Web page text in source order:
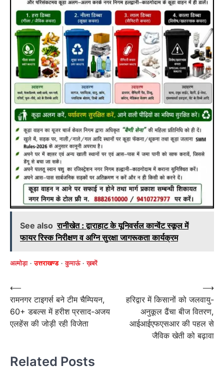
See also रानीखेत : द्वाराहाट के यूनिवर्सल कान्वेंट स्कूल में
फायर रिस्क निरीक्षण व अग्नि सुरक्षा जागरूकता कार्यक्रम
अल्मोड़ा उत्तराखण्ड कुमाऊं ख़बरें
Post
navigation
⟵
रामनगर टाइगर्स बने टीम चैम्पियन,
60+ डबल्स में हरीश प्रसाद-अजय
एलहेंस की जोड़ी रही विजेता
हरिद्वार में किसानों को जलवायु-
अनुकूल ढैंचा बीज वितरण,
आईआईएफएसआर की पहल से
जैविक खेती को बढ़ावा
⟶
Related Posts